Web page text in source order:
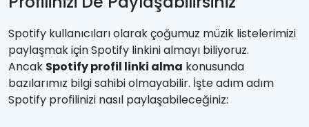
Spotify kullanıcıları olarak çoğumuz müzik listelerimizi
paylaşmak için Spotify linkini almayı biliyoruz.
Ancak Spotify profil linki alma konusunda
bazılarımız bilgi sahibi olmayabilir. İşte adım adım
Spotify profilinizi nasıl paylaşabileceğiniz: